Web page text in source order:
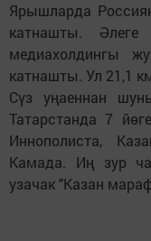
Ярышларда
катнашты. Әлеге
медиахолдингы
катнашты. Ул 21,1
Сүз уңаеннан
Татарстанда 7
Иннополиста,
Камада. Иң зур
узачак "Казан